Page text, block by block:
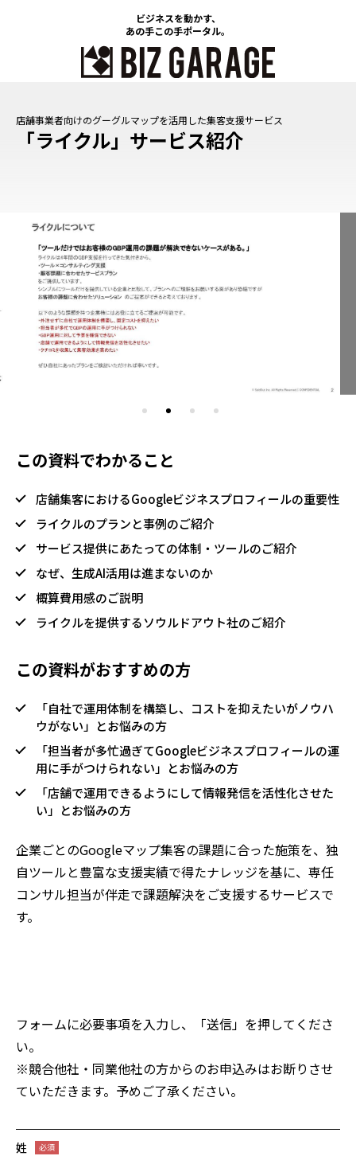
ビジネスを動かす、
あの手この手ポータル。
「ライクル」サービス紹介
この資料でわかること
店舗集客におけるGoogleビジネスプロフィールの重要性
ライクルのプランと事例のご紹介
サービス提供にあたっての体制・ツールのご紹介
なぜ、生成AI活用は進まないのか
概算費用感のご説明
ライクルを提供するソウルドアウト社のご紹介
この資料がおすすめの方
「自社で運用体制を構築し、コストを抑えたいがノウハ
ウがない​​」とお悩みの方
「担当者が多忙過ぎてGoogleビジネスプロフィールの運
用に手がつけられない​​」とお悩みの方
「店舗で運用できるようにして情報発信を活性化させた
い」とお悩みの方
企業ごとのGoogleマップ集客の課題に合った施策を、独
自ツールと豊富な支援実績で得たナレッジを基に、専任
コンサル担当が伴走で課題解決をご支援するサービスで
す。
フォームに必要事項を入力し、「送信」を押してくださ
い。
※競合他社・同業他社の方からのお申込みはお断りさせ
ていただきます。予めご了承ください。
姓